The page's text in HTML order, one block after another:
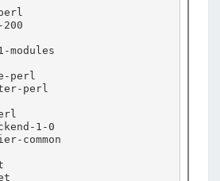
modules
perl
perl
1-0
common